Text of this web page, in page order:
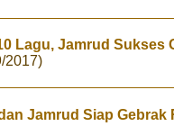
Lagu, Jamrud Sukses
2017)
Jamrud Siap Gebrak